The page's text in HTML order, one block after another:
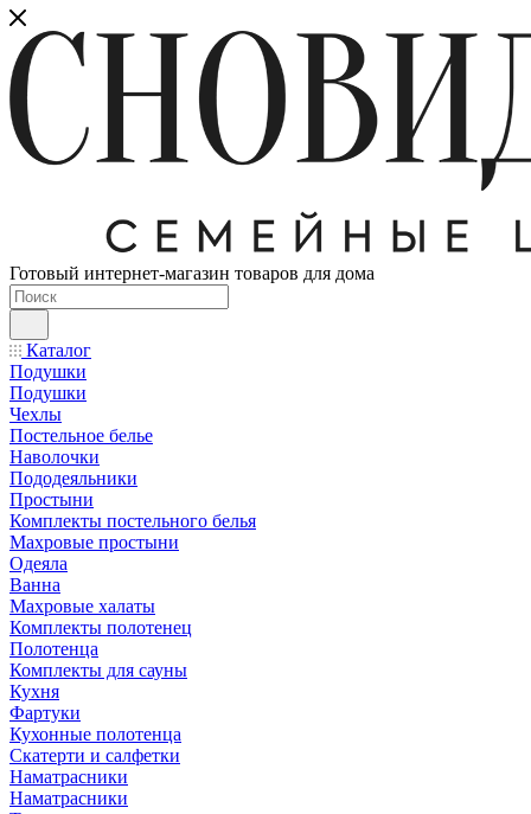
Готовый интернет-магазин товаров для дома
Каталог
Подушки
Подушки
Чехлы
Постельное белье
Наволочки
Пододеяльники
Простыни
Комплекты постельного белья
Махровые простыни
Одеяла
Ванна
Махровые халаты
Комплекты полотенец
Полотенца
Комплекты для сауны
Кухня
Фартуки
Кухонные полотенца
Скатерти и салфетки
Наматрасники
Наматрасники